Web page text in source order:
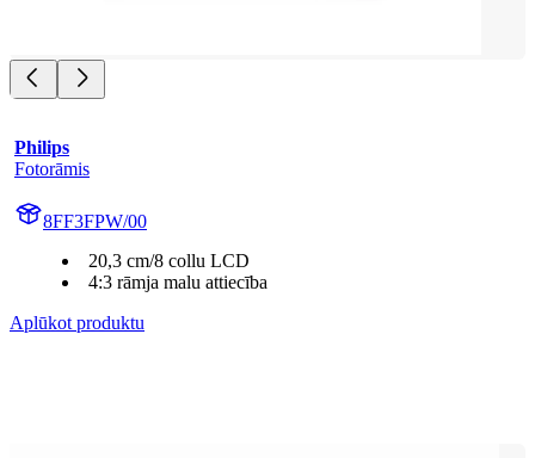
Philips
Fotorāmis
8FF3FPW/00
20,3 cm/8 collu LCD
4:3 rāmja malu attiecība
Aplūkot produktu